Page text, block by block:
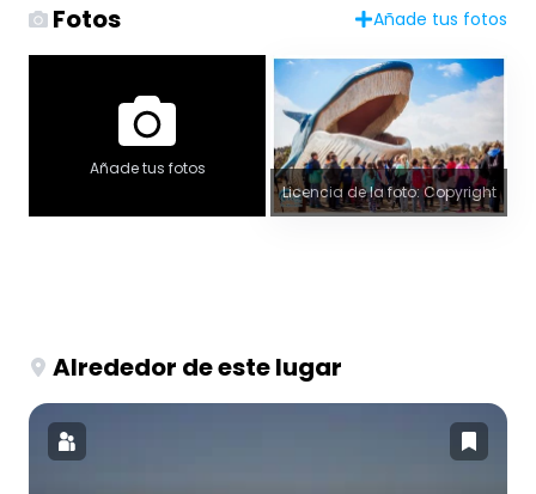
Fotos Añade tus fotos
Añade tus fotos
Licencia de la foto: Copyright
Alrededor de este lugar